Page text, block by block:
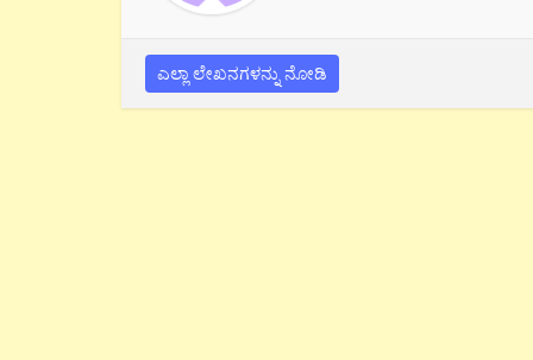
ಎಲ್ಲಾ ಲೇಖನಗಳನ್ನು ನೋಡಿ